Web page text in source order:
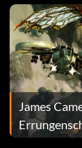
James